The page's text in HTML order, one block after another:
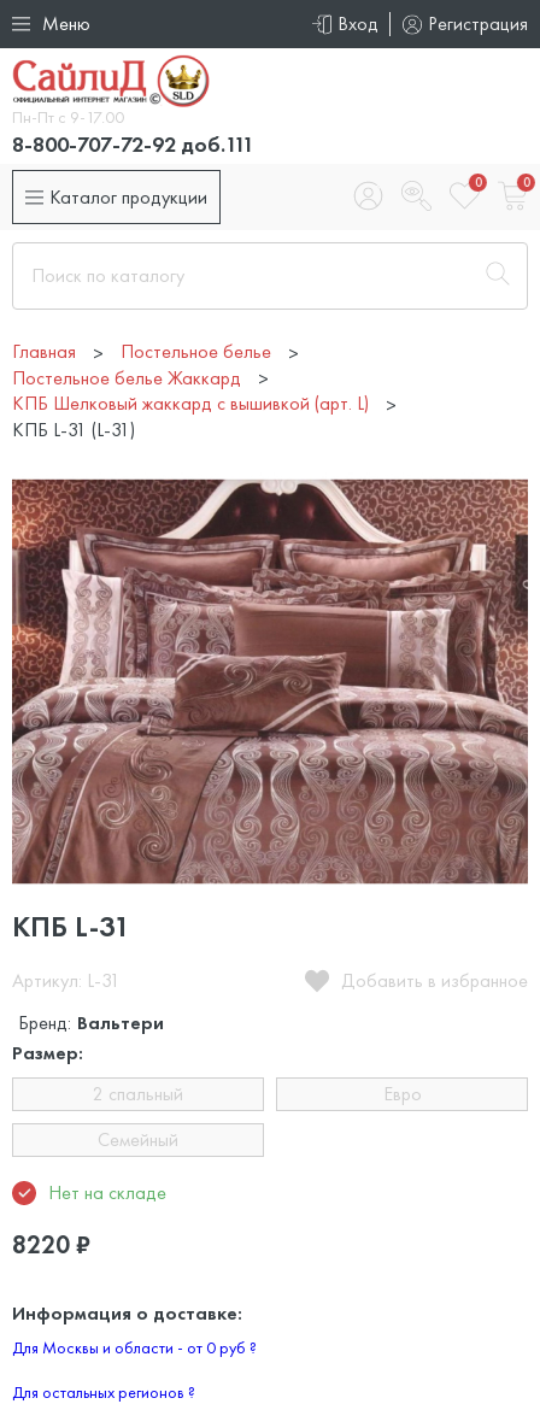
Меню Вход Регистрация
Пн-Пт с 9-17.00
8-800-707-72-92 доб.111
Каталог продукции
0 0
Главная
Постельное белье
Постельное белье Жаккард
КПБ Шелковый жаккард с вышивкой (арт. L)
КПБ L-31 (L-31)
КПБ L-31
Артикул: L-31
Добавить в избранное
Бренд: Вальтери
Размер:
2 спальный
Евро
Семейный
Нет на складе
8220₽
Информация о доставке:
Для Москвы и области - от 0 руб ?
Для остальных регионов ?